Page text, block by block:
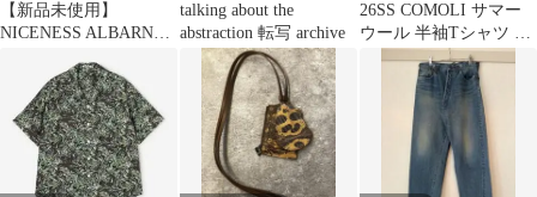
【新品未使用】
NICENESS ALBARN
talking about the
abstraction 転写 archive
26SS COMOLI サマー
ウール 半袖Tシャツ ブ
ラック サイズ2